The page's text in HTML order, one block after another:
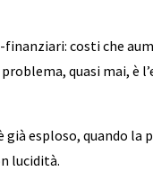
costi che
quasi mai, è
esploso, quando la
lucidità.